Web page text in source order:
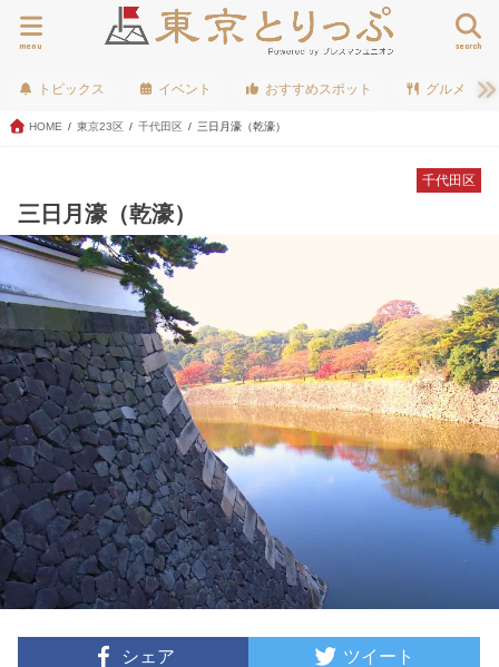
search
menu
トピックス イベント おすすめスポット グルメ
HOME 東京23区 千代田区 三日月濠（乾濠）
千代田区
三日月濠（乾濠）
シェア ツイート